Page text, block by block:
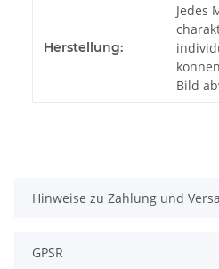
Herstellung:
Jedes
Bild
Hinweise zu Zahlung und
GPSR